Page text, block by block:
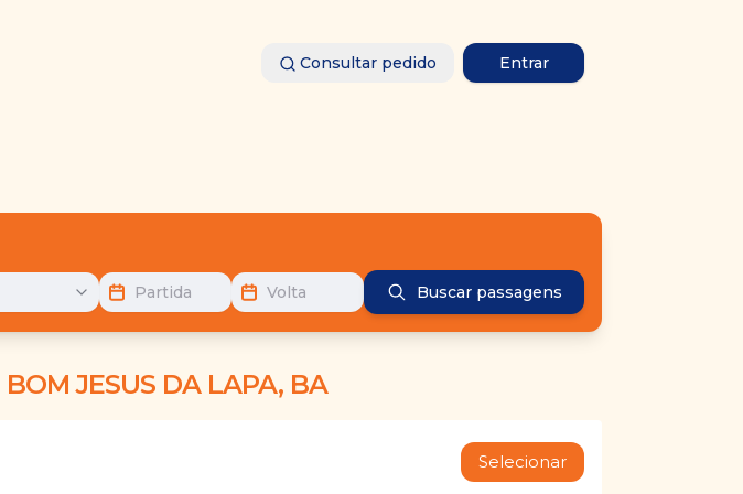
Consultar pedido Entrar
Partida Volta Buscar passagens
BOM JESUS DA LAPA, BA
Selecionar